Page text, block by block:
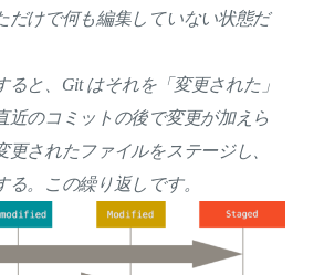
だけで何も編集していない状態だ
ると、Git はそれを「変更された」
近のコミットの後で変更が加えら
更されたファイルをステージし、
る。この繰り返しです。